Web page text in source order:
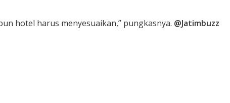
hotel harus menyesuaikan,” pungkasnya. @Jatimbuzz